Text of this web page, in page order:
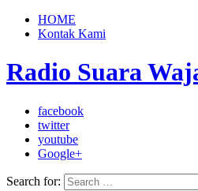
HOME
Kontak Kami
Radio Suara
facebook
twitter
youtube
Google+
Search for: